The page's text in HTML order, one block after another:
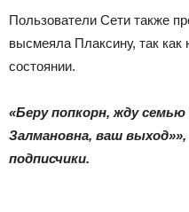
Пользователи Сети также
высмеяла Плаксину, так как
состоянии.
«Беру попкорн, жду
Залмановна, ваш
подписчики.